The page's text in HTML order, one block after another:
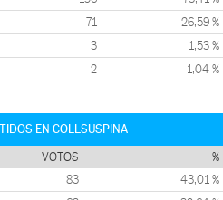
71 26,59 %
3 1,53 %
2 1,04 %
EN COLLSUSPINA
VOTOS %
83 43,01 %